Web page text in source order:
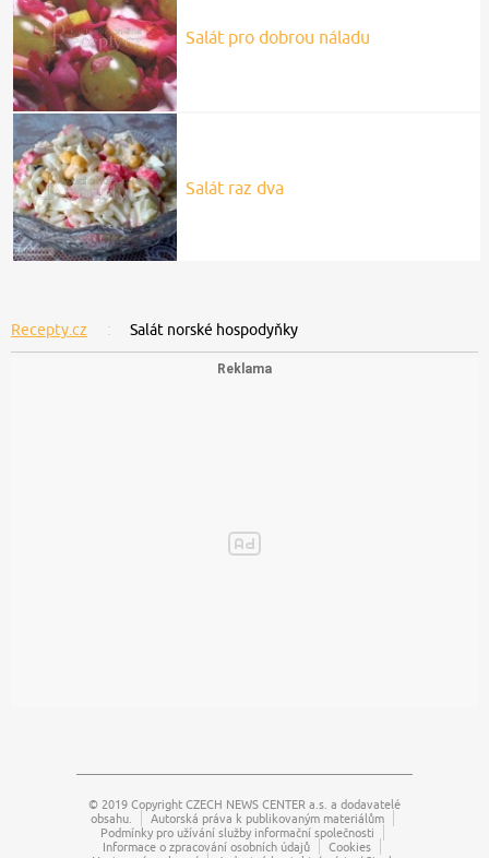
Salát pro dobrou náladu
Salát raz dva
Recepty.cz Salát norské hospodyňky
© 2019 Copyright CZECH NEWS CENTER a.s. a dodavatelé
obsahu.
Autorská práva k publikovaným materiálům
Podmínky pro užívání služby informační společnosti
Informace o zpracování osobních údajů
Cookies